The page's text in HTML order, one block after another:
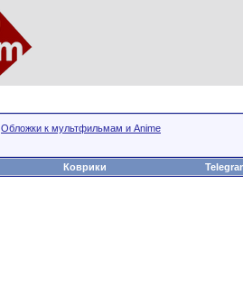
Обложки к мультфильмам и Anime
Коврики